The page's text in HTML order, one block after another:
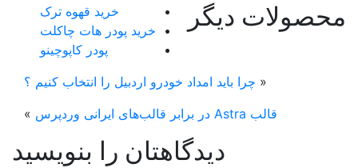
دیگر
خرید قهوه ترک
خرید پودر هات چاکلت
پودر کاپوچینو
چرا باید امداد خودرو اردبیل را انتخاب کنیم ؟
»
دیدگاهتان را بنویسید